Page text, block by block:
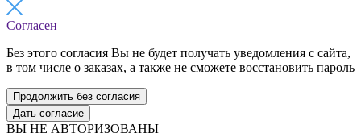
Согласен
Без этого согласия Вы не будет получать уведомления с сайта,
в том числе о заказах, а также не сможете восстановить пароль
Продолжить без согласия
Дать согласие
ВЫ НЕ АВТОРИЗОВАНЫ